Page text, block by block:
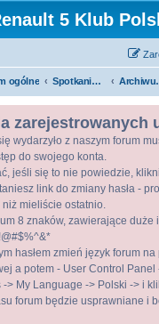
5 Klub
ogólne Spotkania / Zloty
zarejestrowanych
wydarzyło z naszym forum
do swojego konta.
jeśli się to nie powiedzie,
link do zmiany hasła -
mieliście ostatnio.
8 znaków, zawierające duże
hasłem zmień język forum
a potem - User Control Panel
> My Language -> Polski -> i
forum będzie usprawniane i